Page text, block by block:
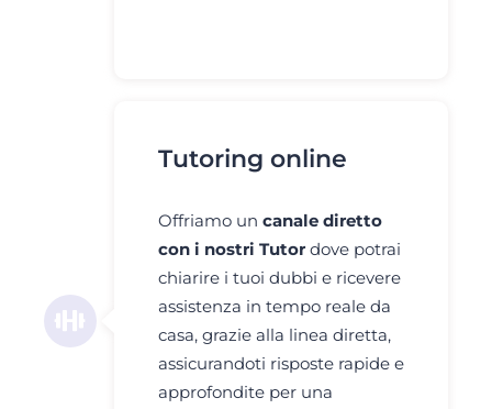
Tutoring online
Offriamo un canale diretto
con i nostri Tutor dove potrai
chiarire i tuoi dubbi e ricevere
assistenza in tempo reale da
casa, grazie alla linea diretta,
assicurandoti risposte rapide e
approfondite per una